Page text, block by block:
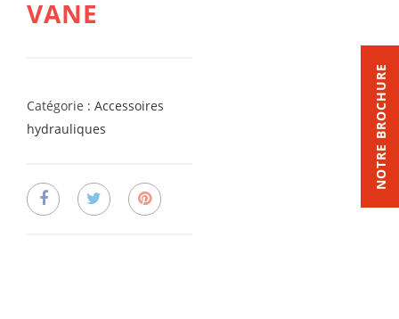
VANE
Catégorie : Accessoires
hydrauliques
NOTRE BROCHURE